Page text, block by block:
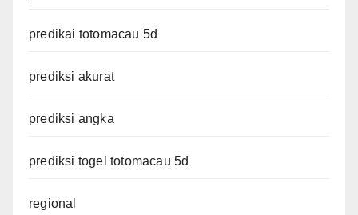
predikai totomacau 5d
prediksi akurat
prediksi angka
prediksi togel totomacau 5d
regional